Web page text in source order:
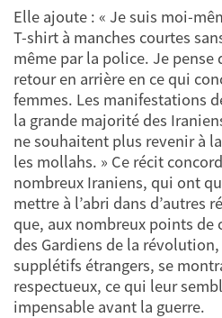
Elle ajoute : « Je suis moi-
T-shirt à manches courtes
même par la police. Je pense
retour en arrière en ce qui
femmes. Les manifestations
la grande majorité des
ne souhaitent plus revenir à
les mollahs. » Ce récit
nombreux Iraniens, qui ont
mettre à l’abri dans d’autres
que, aux nombreux points de
des Gardiens de la
supplétifs étrangers, se
respectueux, ce qui leur
impensable avant la guerre.